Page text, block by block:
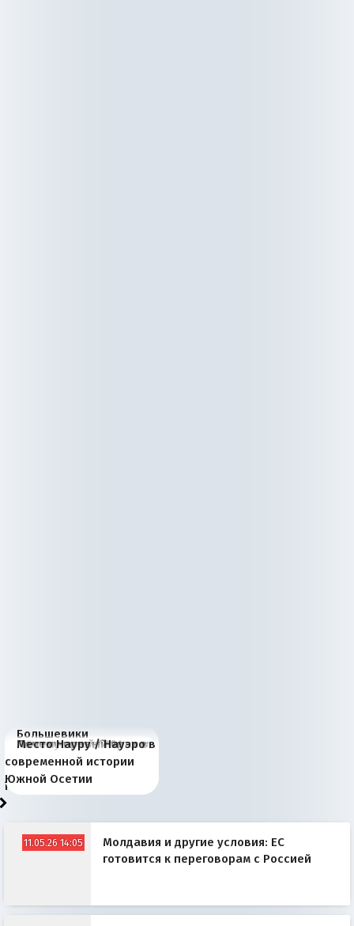
Большевики
отличаются от «Яблока»
тем, что они -
победители
Киевская марионетка
Запада рассказала о
«переобувании» хозяев
В России назрели
перемены: 15 шагов к
суверенной экономике
Миграционный пожар
Европы
Россия начинает
сбрасывать балласт
Анкориджа
Россия зимой 1904
года: первые уступки во
внутренней политике
Русская нация вчера и
сегодня
Почему правый крах в
Варшаве не поможет её
отношениям с Россией?
Место Науру / Науэро в
современной истории
Южной Осетии
11.05.26 14:05
Молдавия и другие условия: ЕС
готовится к переговорам с Россией